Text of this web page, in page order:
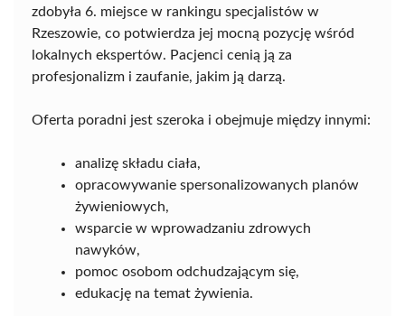
zdobyła 6. miejsce w rankingu specjalistów w
Rzeszowie, co potwierdza jej mocną pozycję wśród
lokalnych ekspertów. Pacjenci cenią ją za
profesjonalizm i zaufanie, jakim ją darzą.
Oferta poradni jest szeroka i obejmuje między innymi:
analizę składu ciała,
opracowywanie spersonalizowanych planów
żywieniowych,
wsparcie w wprowadzaniu zdrowych
nawyków,
pomoc osobom odchudzającym się,
edukację na temat żywienia.